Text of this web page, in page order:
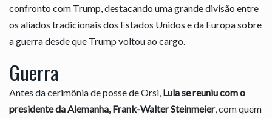
confronto com Trump, destacando uma grande divisão entre
os aliados tradicionais dos Estados Unidos e da Europa sobre
a guerra desde que Trump voltou ao cargo.
Guerra
Antes da cerimônia de posse de Orsi, Lula se reuniu com o
presidente da Alemanha, Frank-Walter Steinmeier, com quem